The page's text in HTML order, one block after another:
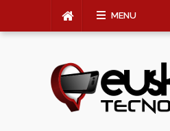
MENU